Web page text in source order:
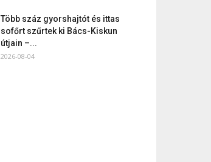
Több száz gyorshajtót és ittas
sofőrt szűrtek ki Bács-Kiskun
útjain –...
2026-08-04